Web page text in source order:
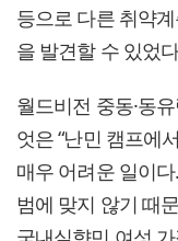
등으로 다른 취약
을 발견할 수 있었
월드비전 중동·동
엇은 “난민 캠프에
매우 어려운 일이
범에 맞지 않기 때